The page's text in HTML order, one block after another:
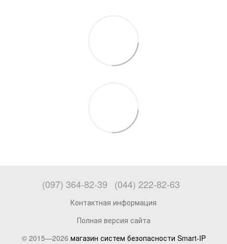
(097) 364-82-39 (044) 222-82-63
Контактная информация
Полная версия сайта
© 2015—2026 магазин систем безопасности Smart-IP